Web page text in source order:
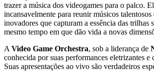
trazer a música dos videogames para o palco.
incansavelmente para reunir músicos
inovadores que capturam a essência das trilhas
mesmo tempo em que dão vida a novas
A Video Game Orchestra, sob a liderança de
conhecida por suas performances eletrizantes e
Suas apresentações ao vivo são verdadeiros